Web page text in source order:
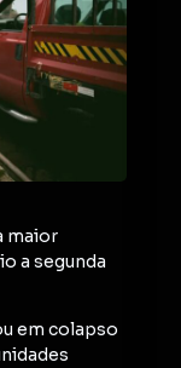
maior
a segunda
em colapso